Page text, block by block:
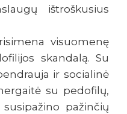
ištroškusius
visuomenę
skandalą. Su
ir socialinė
su pedofilų,
pažinčių